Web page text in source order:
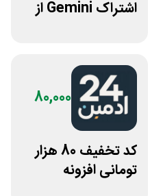
اشتراک Gemini از
80,000
کد تخفیف 80 هزار
تومانی افزونه